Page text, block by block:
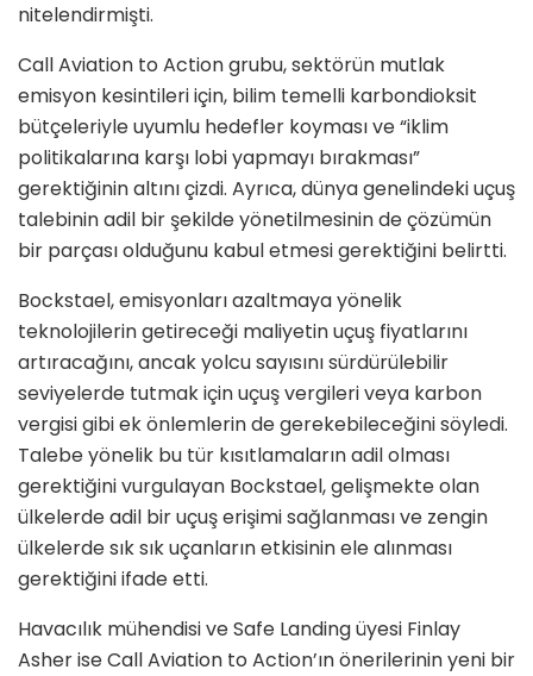
nitelendirmişti.
Call Aviation to Action grubu, sektörün mutlak
emisyon kesintileri için, bilim temelli karbondioksit
bütçeleriyle uyumlu hedefler koyması ve “iklim
politikalarına karşı lobi yapmayı bırakması”
gerektiğinin altını çizdi. Ayrıca, dünya genelindeki uçuş
talebinin adil bir şekilde yönetilmesinin de çözümün
bir parçası olduğunu kabul etmesi gerektiğini belirtti.
Bockstael, emisyonları azaltmaya yönelik
teknolojilerin getireceği maliyetin uçuş fiyatlarını
artıracağını, ancak yolcu sayısını sürdürülebilir
seviyelerde tutmak için uçuş vergileri veya karbon
vergisi gibi ek önlemlerin de gerekebileceğini söyledi.
Talebe yönelik bu tür kısıtlamaların adil olması
gerektiğini vurgulayan Bockstael, gelişmekte olan
ülkelerde adil bir uçuş erişimi sağlanması ve zengin
ülkelerde sık sık uçanların etkisinin ele alınması
gerektiğini ifade etti.
Havacılık mühendisi ve Safe Landing üyesi Finlay
Asher ise Call Aviation to Action’ın önerilerinin yeni bir